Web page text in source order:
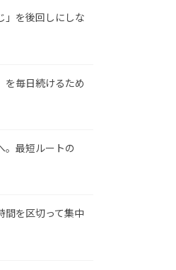
」を後回しにしな
を毎日続けるため
。最短ルートの
間を区切って集中